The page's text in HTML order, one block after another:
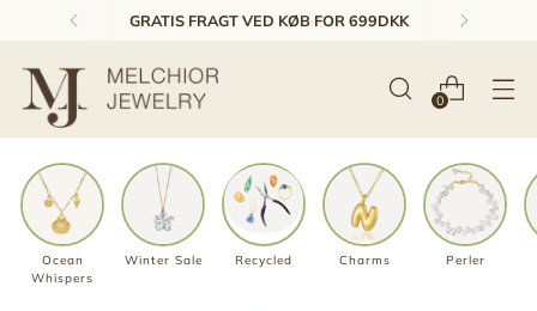
GRATIS FRAGT VED KØB FOR 699DKK
0
Ocean
Whispers
Winter Sale Recycled Charms Perler